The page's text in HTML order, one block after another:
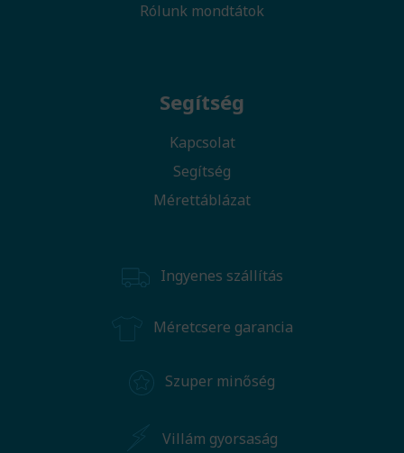
Rólunk mondtátok
Segítség
Kapcsolat
Segítség
Mérettáblázat
Ingyenes szállítás
Méretcsere garancia
Szuper minőség
Villám gyorsaság